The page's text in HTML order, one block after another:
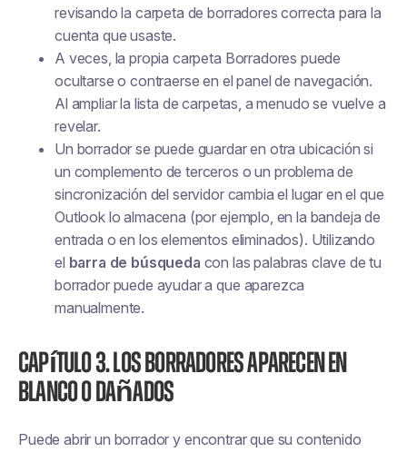
revisando la carpeta de borradores correcta para la
cuenta que usaste.
A veces, la propia carpeta Borradores puede
ocultarse o contraerse en el panel de navegación.
Al ampliar la lista de carpetas, a menudo se vuelve a
revelar.
Un borrador se puede guardar en otra ubicación si
un complemento de terceros o un problema de
sincronización del servidor cambia el lugar en el que
Outlook lo almacena (por ejemplo, en la bandeja de
entrada o en los elementos eliminados). Utilizando
el barra de búsqueda con las palabras clave de tu
borrador puede ayudar a que aparezca
manualmente.
Capítulo 3. Los borradores aparecen en
blanco o dañados
Puede abrir un borrador y encontrar que su contenido